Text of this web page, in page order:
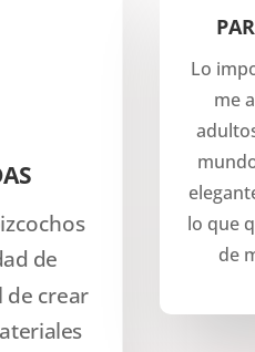
de
de crear
Lo
me
lo que
de